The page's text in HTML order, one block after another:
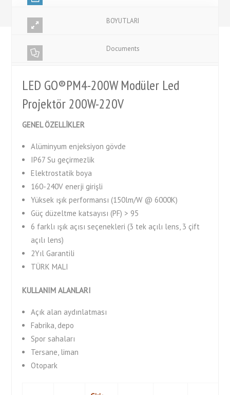
BOYUTLARI
Documents
LED GO®PM4-200W Modüler Led
Projektör 200W-220V
GENEL ÖZELLİKLER
Alüminyum enjeksiyon gövde
IP67 Su geçirmezlik
Elektrostatik boya
160-240V enerji girişli
Yüksek ışık performansı (150lm/W @ 6000K)
Güç düzeltme katsayısı (PF) > 95
6 farklı ışık açısı seçenekleri (3 tek açılı lens, 3 çift
açılı lens)
2Yıl Garantili
TÜRK MALI
KULLANIM ALANLARI
Açık alan aydınlatması
Fabrika, depo
Spor sahaları
Tersane, liman
Otopark